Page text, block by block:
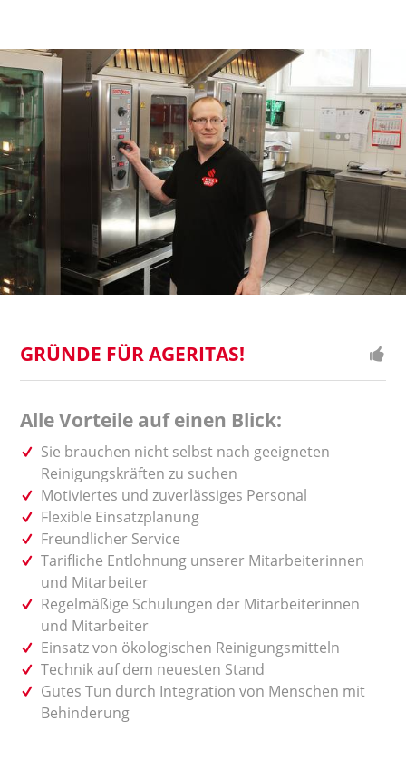
GRÜNDE FÜR AGERITAS!
Alle Vorteile auf einen Blick:
Sie brauchen nicht selbst nach geeigneten
Reinigungskräften zu suchen
Motiviertes und zuverlässiges Personal
Flexible Einsatzplanung
Freundlicher Service
Tarifliche Entlohnung unserer Mitarbeiterinnen
und Mitarbeiter
Regelmäßige Schulungen der Mitarbeiterinnen
und Mitarbeiter
Einsatz von ökologischen Reinigungsmitteln
Technik auf dem neuesten Stand
Gutes Tun durch Integration von Menschen mit
Behinderung